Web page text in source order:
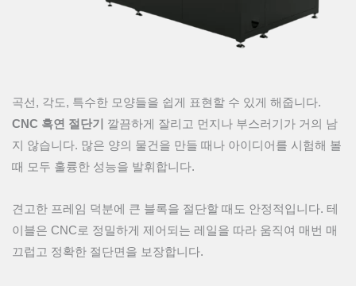
곡선, 각도, 특수한 모양들을 쉽게 표현할 수 있게 해줍니다.
CNC 흑연 절단기
깔끔하게 잘리고 먼지나 부스러기가 거의 남
지 않습니다. 많은 양의 물건을 만들 때나 아이디어를 시험해 볼
때 모두 훌륭한 성능을 발휘합니다.
견고한 프레임 덕분에 큰 블록을 절단할 때도 안정적입니다. 테
이블은 CNC로 정밀하게 제어되는 레일을 따라 움직여 매번 매
끄럽고 정확한 절단면을 보장합니다.